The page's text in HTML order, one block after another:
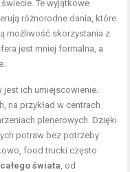
świecie. Te wyjątkowe
różnorodne dania, które
możliwość skorzystania z
jest mniej formalna, a
ich umiejscowienie.
na przykład w centrach
plenerowych. Dzięki
potraw bez potrzeby
food trucki często
świata , od